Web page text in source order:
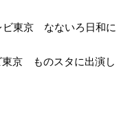
ビ東京 なないろ日和に
東京 ものスタに出演し